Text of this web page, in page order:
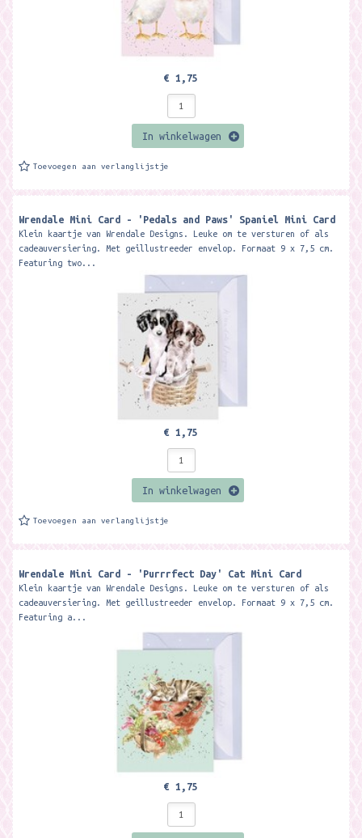
€ 1,75
In winkelwagen
Toevoegen aan verlanglijstje
Wrendale Mini Card - 'Pedals and Paws' Spaniel Mini Card ​
Klein kaartje van Wrendale Designs. Leuke om te versturen of als
cadeauversiering. Met geillustreeder envelop. Formaat 9 x 7,5 cm.
Featuring two...
€ 1,75
In winkelwagen
Toevoegen aan verlanglijstje
Wrendale Mini Card - 'Purrrfect Day' Cat Mini Card ​
Klein kaartje van Wrendale Designs. Leuke om te versturen of als
cadeauversiering. Met geillustreeder envelop. Formaat 9 x 7,5 cm.
Featuring a...
€ 1,75